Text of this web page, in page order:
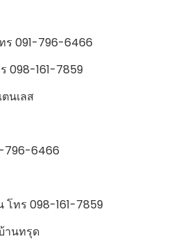
ร 091-796-6466
098-161-7859
นเลส
796-6466
โทร 098-161-7859
านทรุด